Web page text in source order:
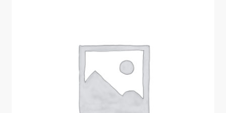
Юридические данные